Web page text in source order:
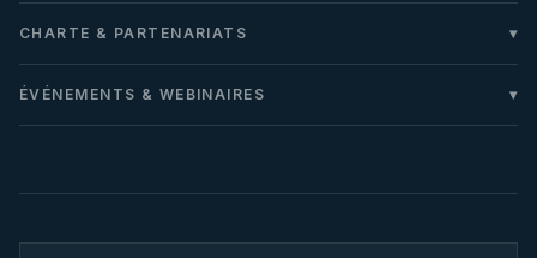
CHARTE & PARTENARIATS
ÉVÉNEMENTS & WEBINAIRES